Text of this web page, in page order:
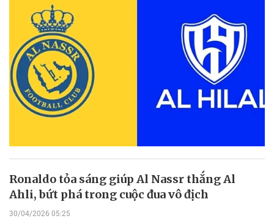
Ronaldo tỏa sáng giúp Al Nassr thắng Al
Ahli, bứt phá trong cuộc đua vô địch
30/04/2026 05:25